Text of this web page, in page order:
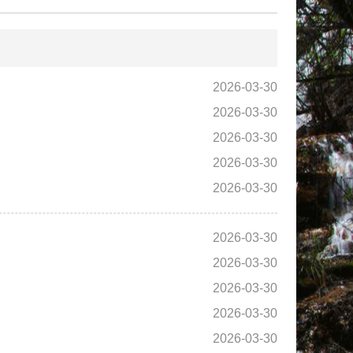
2026-03-30
2026-03-30
2026-03-30
2026-03-30
2026-03-30
2026-03-30
2026-03-30
2026-03-30
2026-03-30
2026-03-30